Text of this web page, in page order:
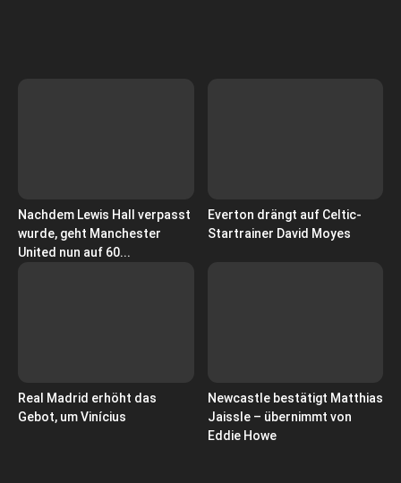
Nachdem Lewis Hall verpasst
wurde, geht Manchester
United nun auf 60...
Everton drängt auf Celtic-
Startrainer David Moyes
Real Madrid erhöht das
Gebot, um Vinícius
Newcastle bestätigt Matthias
Jaissle – übernimmt von
Eddie Howe